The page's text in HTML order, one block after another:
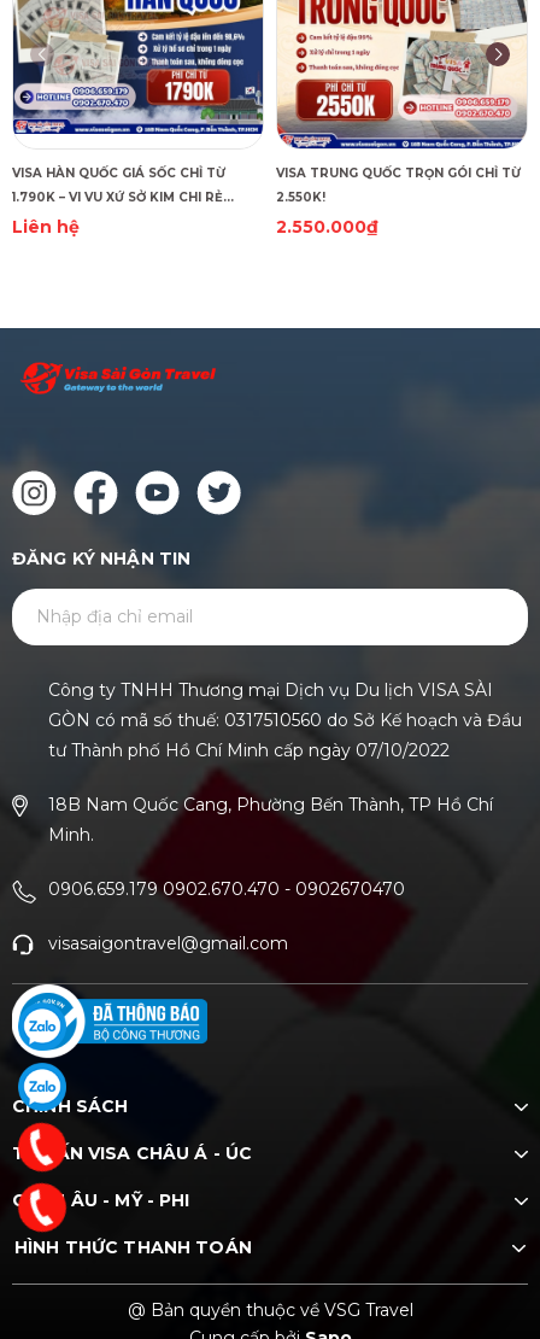
VISA HÀN QUỐC GIÁ SỐC CHỈ TỪ
1.790K – VI VU XỨ SỞ KIM CHI RẺ
CHƯA TỪNG THẤY!
Liên hệ
VISA TRUNG QUỐC TRỌN GÓI CHỈ TỪ
2.550K!
2.550.000₫
ĐĂNG KÝ NHẬN TIN
Công ty TNHH Thương mại Dịch vụ Du lịch VISA SÀI
GÒN có mã số thuế: 0317510560 do Sở Kế hoạch và Đầu
tư Thành phố Hồ Chí Minh cấp ngày 07/10/2022
18B Nam Quốc Cang, Phường Bến Thành, TP Hồ Chí
Minh.
0906.659.179 0902.670.470 - 0902670470
visasaigontravel@gmail.com
CHÍNH SÁCH
TƯ VẤN VISA CHÂU Á - ÚC
CHÂU ÂU - MỸ - PHI
HÌNH THỨC THANH TOÁN
@ Bản quyền thuộc về VSG Travel